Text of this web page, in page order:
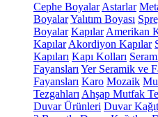
Cephe Boyalar Astarlar
BoyalarYalıtım Boyası
Boyalar Kapılar Amerikan
Kapılar Akordiyon Kapılar
Kapıları Kapı Kolları
Fayansları Yer Seramik ve
Fayansları Karo Mozaik
Tezgahları Ahşap Mutfak
Duvar Ürünleri Duvar